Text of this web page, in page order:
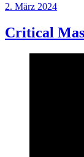
2. März 2024
Critical